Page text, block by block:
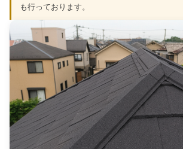
も行っております。